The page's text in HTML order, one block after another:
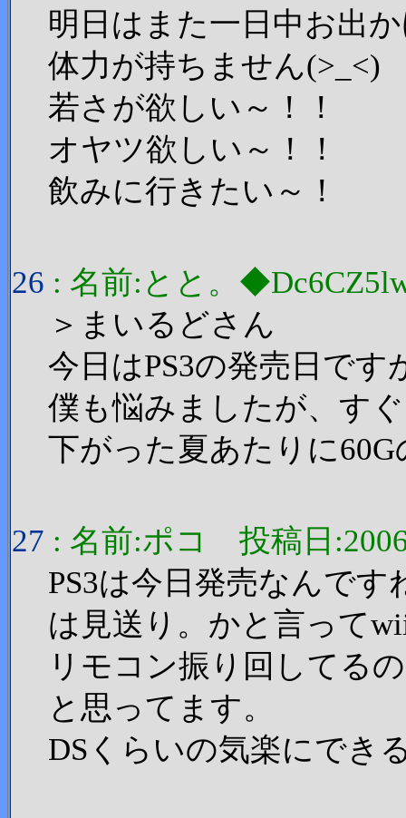
明日はまた一日中お出
体力が持ちません(>_<)
若さが欲しい～！！
オヤツ欲しい～！！
飲みに行きたい～！
26 : 名前:とと。
＞まいるどさん
今日はPS3の発売日で
僕も悩みましたが、す
下がった夏あたりに
27 : 名前:ポコ 投稿日
PS3は今日発売なんで
は見送り。かと言って
リモコン振り回してる
と思ってます。
DSくらいの気楽にでき